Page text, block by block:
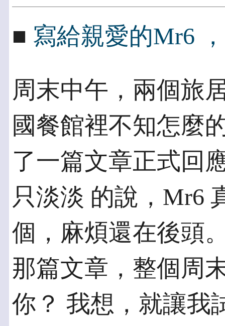
■ 寫給親愛的Mr6
周末中午，兩個旅
國餐館裡不知怎麼
了一篇文章正式回
只淡淡 的說，Mr6
個，麻煩還在後頭
那篇文章，整個周
你？ 我想，就讓我